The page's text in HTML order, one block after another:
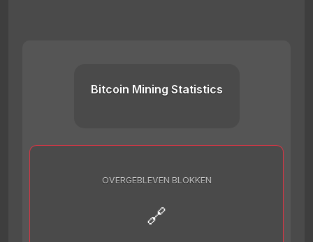
Bitcoin Mining Statistics
OVERGEBLEVEN BLOKKEN
🔗